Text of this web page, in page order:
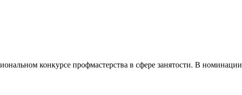
конкурсе профмастерства в сфере занятости. В